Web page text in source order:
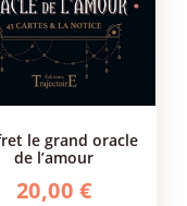
de l’amour
20,00 €